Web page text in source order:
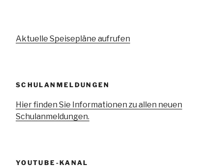
Aktuelle Speisepläne aufrufen
SCHULANMELDUNGEN
Hier finden Sie Informationen zu allen neuen
Schulanmeldungen.
YOUTUBE-KANAL